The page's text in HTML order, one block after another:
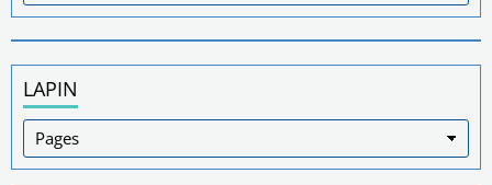
LAPIN